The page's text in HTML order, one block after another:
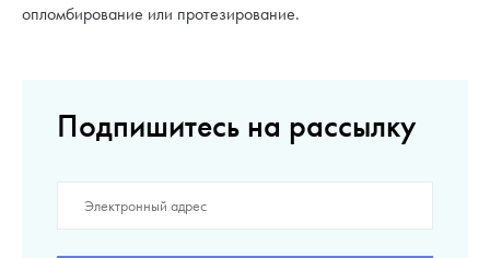
опломбирование или протезирование.
Подпишитесь на рассылку